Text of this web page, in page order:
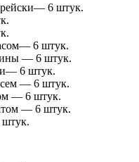
6 штук.
6 штук.
— 6 штук.
6 штук.
— 6 штук.
— 6 штук.
— 6 штук.